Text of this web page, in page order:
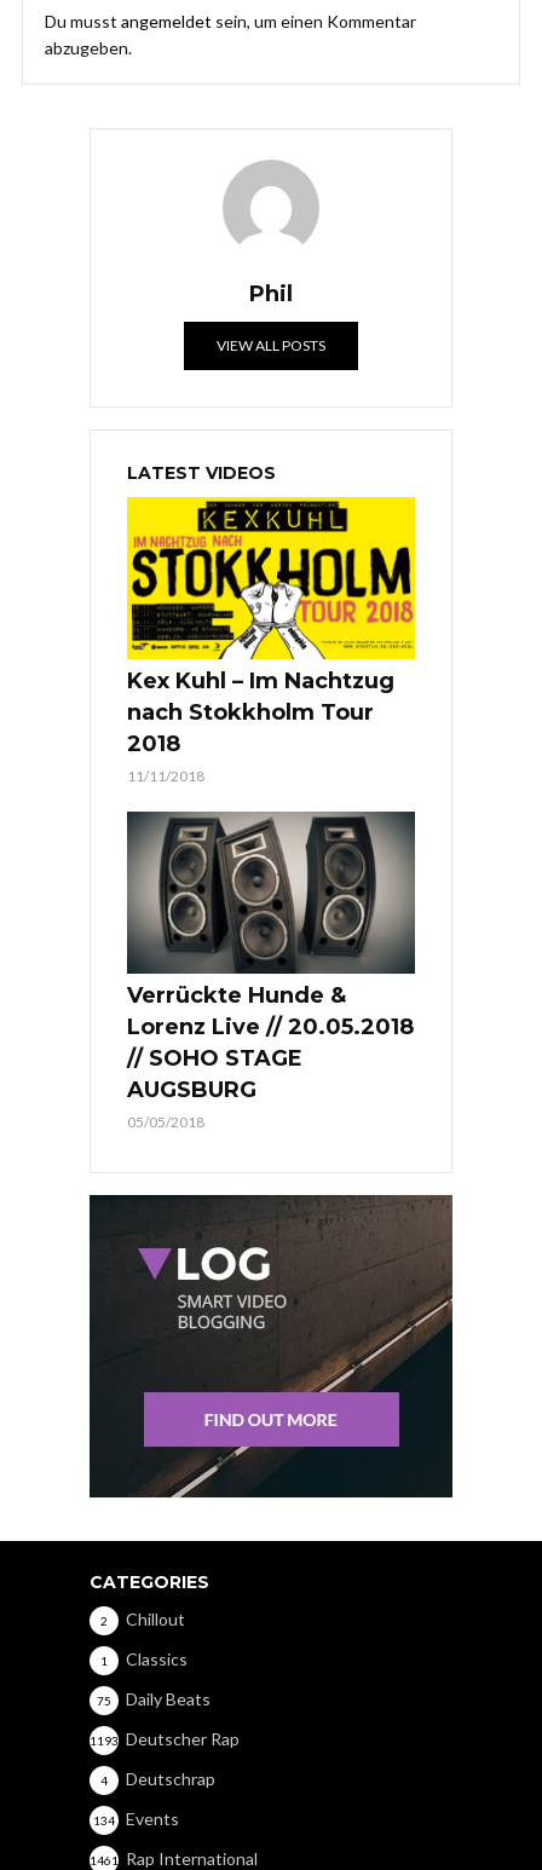
Du musst angemeldet sein, um einen Kommentar
abzugeben.
Phil
VIEW ALL POSTS
LATEST VIDEOS
Kex Kuhl – Im Nachtzug
nach Stokkholm Tour
2018
11/11/2018
Verrückte Hunde &
Lorenz Live // 20.05.2018
// SOHO STAGE
AUGSBURG
05/05/2018
CATEGORIES
Chillout
2
Classics
1
Daily Beats
75
Deutscher Rap
1193
Deutschrap
4
Events
134
Rap International
1461